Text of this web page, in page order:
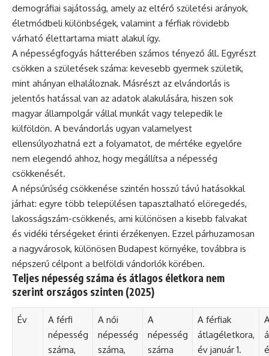
demográfiai sajátosság, amely az eltérő születési arányok,
életmódbeli különbségek, valamint a férfiak rövidebb
várható élettartama miatt alakul így.
A népességfogyás hátterében számos tényező áll. Egyrészt
csökken a születések száma: kevesebb gyermek születik,
mint ahányan elhaláloznak. Másrészt az elvándorlás is
jelentős hatással van az adatok alakulására, hiszen sok
magyar állampolgár vállal munkát vagy telepedik le
külföldön. A bevándorlás ugyan valamelyest
ellensúlyozhatná ezt a folyamatot, de mértéke egyelőre
nem elegendő ahhoz, hogy megállítsa a népesség
csökkenését.
A népsűrűség csökkenése szintén hosszú távú hatásokkal
járhat: egyre több településen tapasztalható elöregedés,
lakosságszám-csökkenés, ami különösen a kisebb falvakat
és vidéki térségeket érinti érzékenyen. Ezzel párhuzamosan
a nagyvárosok, különösen Budapest környéke, továbbra is
népszerű célpont a belföldi vándorlók körében.
Teljes népesség száma és átlagos életkora nem
szerint országos szinten (2025)
Év
A férfi
népesség
száma,
A női
népesség
száma,
A
népesség
száma
A férfiak
átlagéletkora,
év január 1.